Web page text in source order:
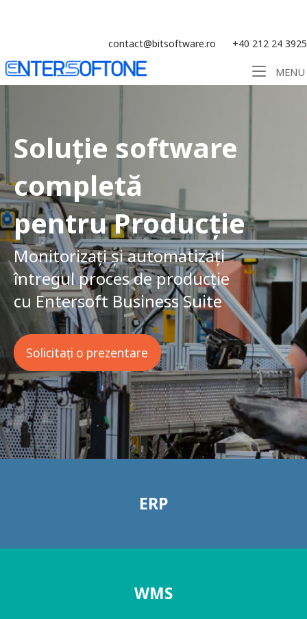
contact@bitsoftware.ro +40 212 24 3925
Home MENU
Soluție software
completă
pentru Producție
Monitorizați și automatizați
întregul proces de producție
cu Entersoft Business Suite
Solicitați o prezentare
ERP
WMS